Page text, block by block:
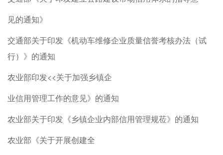
见的通知》
交通部关于印发《机动车维修企业质量信誉考核办法（试
行）》的通知
农业部印发<<关于加强乡镇企
业信用管理工作的意见》的通知
农业部关于印发《乡镇企业内部信用管理规莅》的通知
农业部《关于开展创建全